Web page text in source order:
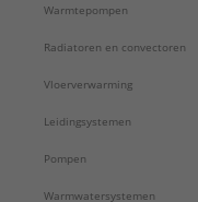
Warmtepompen
Radiatoren en convectoren
Vloerverwarming
Leidingsystemen
Pompen
Warmwatersystemen